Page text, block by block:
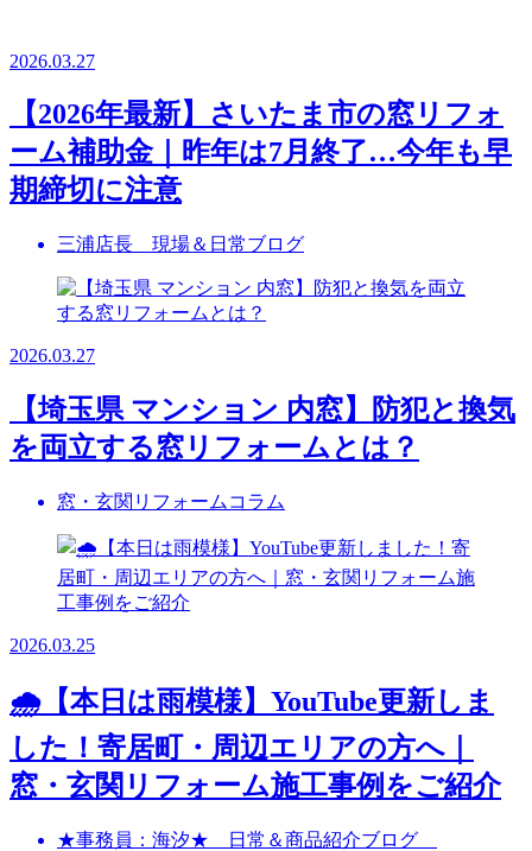
2026.03.27
【2026年最新】さいたま市の窓リフォ
ーム補助金｜昨年は7月終了…今年も早
期締切に注意
三浦店長 現場＆日常ブログ
2026.03.27
【埼玉県 マンション 内窓】防犯と換気
を両立する窓リフォームとは？
窓・玄関リフォームコラム
2026.03.25
🌧️【本日は雨模様】YouTube更新しま
した！寄居町・周辺エリアの方へ｜
窓・玄関リフォーム施工事例をご紹介
★事務員：海汐★ 日常＆商品紹介ブログ